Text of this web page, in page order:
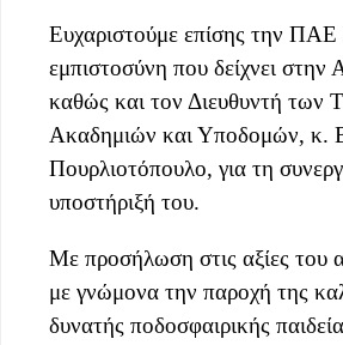
Ευχαριστούμε επίσης την
εμπιστοσύνη που δείχνει στην
καθώς και τον Διευθυντή των
Ακαδημιών και Υποδομών, κ.
Πουρλιοτόπουλο, για τη
υποστήριξή του.
Με προσήλωση στις αξίες του
με γνώμονα την παροχή της
δυνατής ποδοσφαιρικής